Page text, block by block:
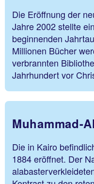
Die Eröffnung der
Jahre 2002 stellte
beginnenden
Millionen Bücher
verbrannten
Jahrhundert vor
Muhammad-
Die in Kairo
1884 eröffnet. Der